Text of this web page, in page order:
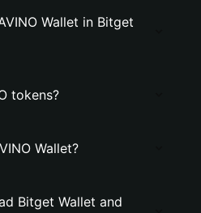
Wallet in Bitget
tokens?
Wallet?
Bitget Wallet and